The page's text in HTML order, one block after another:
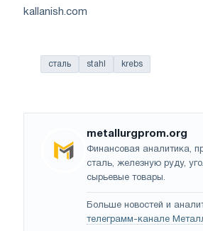
kallanish.com
сталь stahl krebs
metallurgprom.org
Финансовая аналитика,
сталь, железную руду,
сырьевые товары.
Больше новостей и
телеграмм-канале